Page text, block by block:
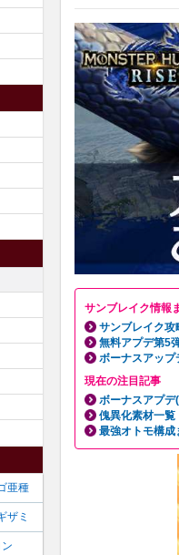
サンブレイク情報
サンブレイク攻
無料アプデ第5
ボーナスアッ
現在の注目記事
ボーナスアプ
傀異化素材一覧
最強オトモ構成
亜種
ザミ